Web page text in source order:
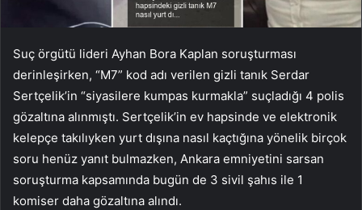
Suç örgütü lideri Ayhan Bora Kaplan soruşturması
derinleşirken, “M7” kod adı verilen gizli tanık Serdar
Sertçelik’in “siyasilere kumpas kurmakla” suçladığı 4 polis
gözaltına alınmıştı. Sertçelik’in ev hapsinde ve elektronik
kelepçe takılıyken yurt dışına nasıl kaçtığına yönelik birçok
soru henüz yanıt bulmazken, Ankara emniyetini sarsan
soruşturma kapsamında bugün de 3 sivil şahıs ile 1
komiser daha gözaltına alındı.